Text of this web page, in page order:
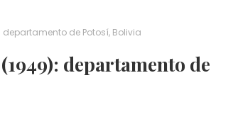
de Potosí, Bolivia
departamento de